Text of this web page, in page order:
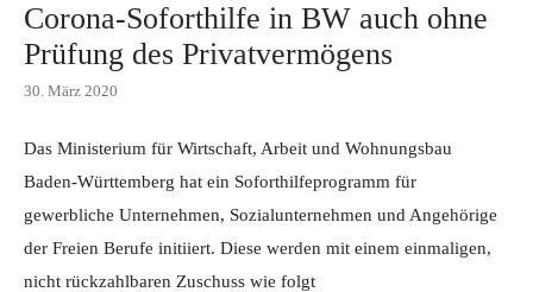
Corona-Soforthilfe in BW auch ohne
Prüfung des Privatvermögens
30. März 2020
Das Ministerium für Wirtschaft, Arbeit und Wohnungsbau
Baden-Württemberg hat ein Soforthilfeprogramm für
gewerbliche Unternehmen, Sozialunternehmen und Angehörige
der Freien Berufe initiiert. Diese werden mit einem einmaligen,
nicht rückzahlbaren Zuschuss wie folgt